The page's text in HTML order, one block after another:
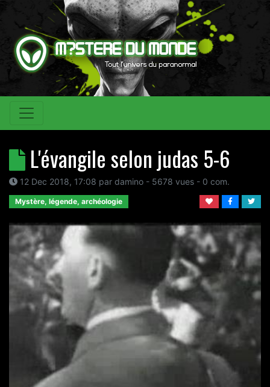
L'évangile selon judas 5-6
12 Dec 2018, 17:08 par damino - 5678 vues - 0 com.
Mystère, légende, archéologie